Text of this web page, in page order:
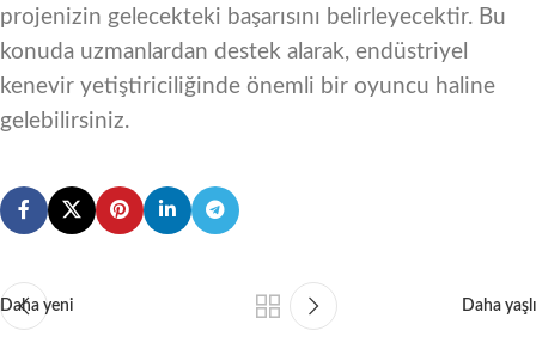
projenizin gelecekteki başarısını belirleyecektir. Bu
konuda uzmanlardan destek alarak, endüstriyel
kenevir yetiştiriciliğinde önemli bir oyuncu haline
gelebilirsiniz.
Daha yeni Daha yaşlı